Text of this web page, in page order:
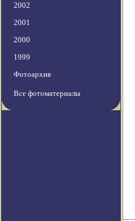
2002
2001
2000
1999
Фотоархив
Все фотоматериалы